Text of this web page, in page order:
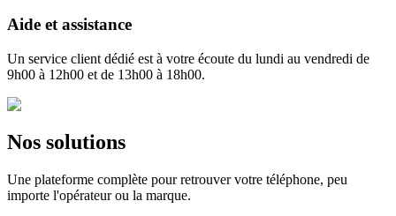
Aide et assistance
Un service client dédié est à votre écoute du lundi au vendredi de
9h00 à 12h00 et de 13h00 à 18h00.
Nos solutions
Une plateforme complète pour retrouver votre téléphone, peu
importe l'opérateur ou la marque.